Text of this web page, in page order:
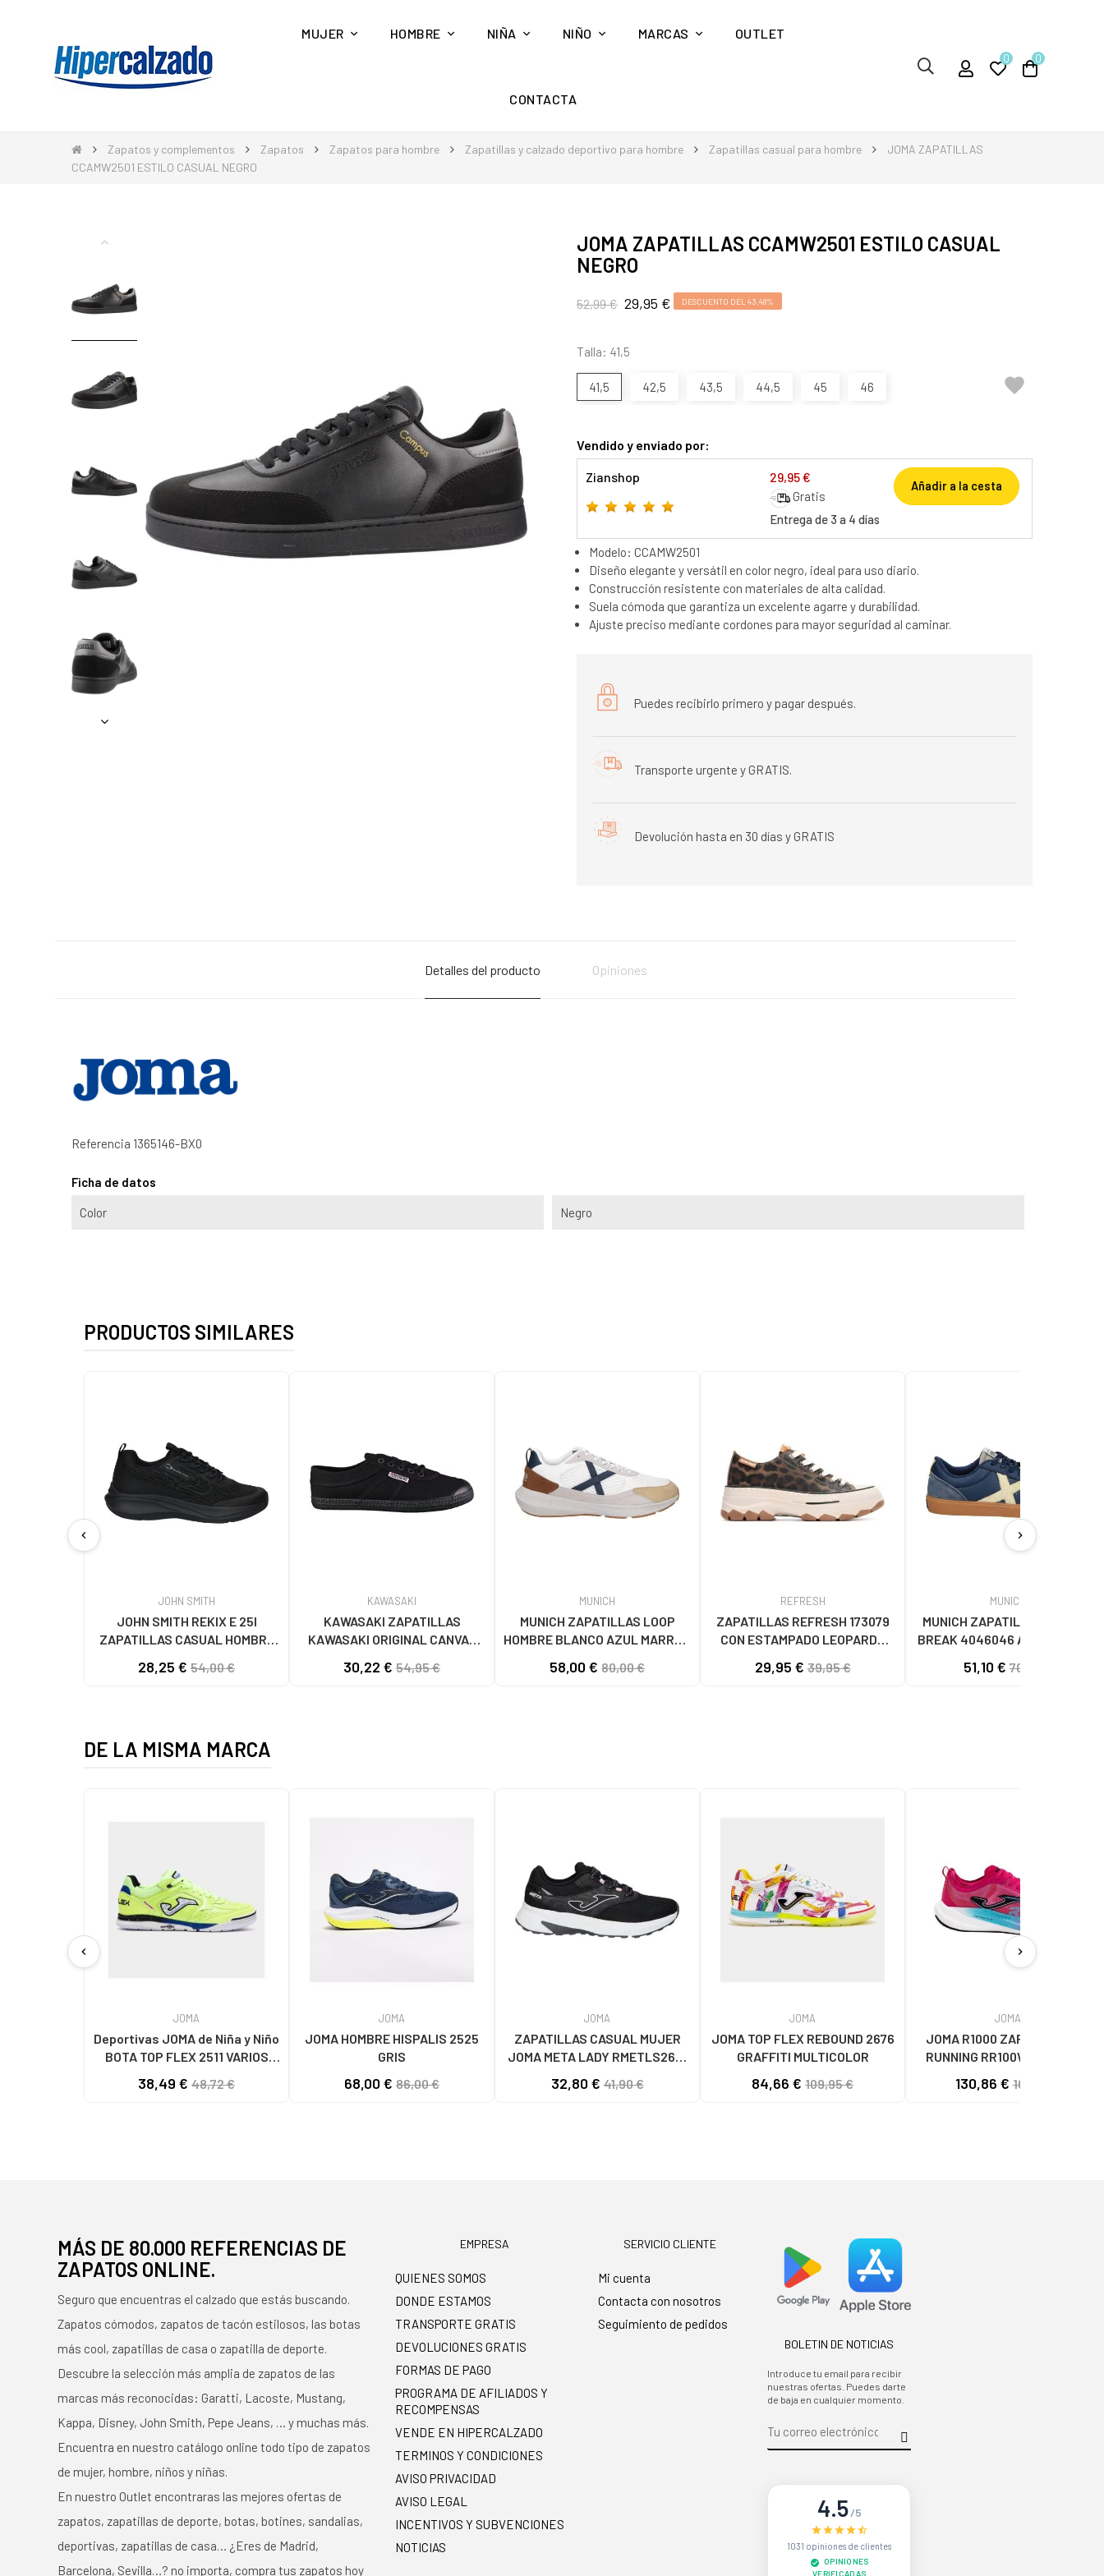
MUJER HOMBRE NIÑA NIÑO MARCAS OUTLET
CONTACTA
0 0
Zapatos y complementos Zapatos Zapatos para hombre Zapatillas y calzado deportivo para hombre Zapatillas casual para hombre
JOMA ZAPATILLAS
CCAMW2501 ESTILO CASUAL NEGRO
JOMA ZAPATILLAS CCAMW2501 ESTILO CASUAL
NEGRO
52,99 € 29,95 € DESCUENTO DEL 43,48%
Talla: 41,5
41,5 42,5 43,5 44,5 45 46 
Vendido y enviado por:
Zianshop 29,95 €
Gratis
Entrega de 3 a 4 días
Añadir a la cesta
Modelo: CCAMW2501
Diseño elegante y versátil en color negro, ideal para uso diario.
Construcción resistente con materiales de alta calidad.
Suela cómoda que garantiza un excelente agarre y durabilidad.
Ajuste preciso mediante cordones para mayor seguridad al caminar.
Puedes recibirlo primero y pagar después.
Transporte urgente y GRATIS.
Devolución hasta en 30 días y GRATIS
Detalles del producto Opiniones
Referencia 1365146-BX0
Ficha de datos
Color Negro
PRODUCTOS SIMILARES
chevron_left
JOHN SMITH
JOHN SMITH REKIX E 25I
ZAPATILLAS CASUAL HOMBRE
28,25 € 54,00 €
KAWASAKI
KAWASAKI ZAPATILLAS
KAWASAKI ORIGINAL CANVAS
1001S BLACK SOLID
30,22 € 54,95 €
MUNICH
MUNICH ZAPATILLAS LOOP
HOMBRE BLANCO AZUL MARRÓN
58,00 € 80,00 €
REFRESH
ZAPATILLAS REFRESH 173079
CON ESTAMPADO LEOPARDO
29,95 €39,95 €
MUNICH
MUNICH ZAPATILLAS CASUAL
BREAK 4046046 AZUL46 AZUL
51,10 € 70,00 €
chevron_right
DE LA MISMA MARCA
chevron_left
JOMA
Deportivas JOMA de Niña y Niño
BOTA TOP FLEX 2511 VARIOS
38,49 € 48,72 €
JOMA
JOMA HOMBRE HISPALIS 2525
GRIS
68,00 € 86,00 €
JOMA
ZAPATILLAS CASUAL MUJER
JOMA META LADY RMETLS2601
32,80 €41,90 €
JOMA
JOMA TOP FLEX REBOUND 2676
GRAFFITI MULTICOLOR
84,66 € 109,95 €
JOMA
JOMA R1000 ZAPATILLAS DE
RUNNING RR100W2510 ROSA
130,86 €169,95 €
chevron_right
MÁS DE 80.000 REFERENCIAS DE
ZAPATOS ONLINE.
Seguro que encuentras el calzado que estás buscando.
Zapatos cómodos, zapatos de tacón estilosos, las botas
más cool, zapatillas de casa o zapatilla de deporte.
Descubre la selección más amplia de zapatos de las
marcas más reconocidas: Garatti, Lacoste, Mustang,
Kappa, Disney, John Smith, Pepe Jeans, … y muchas más.
Encuentra en nuestro catálogo online todo tipo de zapatos
de mujer, hombre, niños y niñas.
En nuestro Outlet encontraras las mejores ofertas de
zapatos, zapatillas de deporte, botas, botines, sandalias,
deportivas, zapatillas de casa… ¿Eres de Madrid,
Barcelona, Sevilla…? no importa, compra tus zapatos hoy
EMPRESA
QUIENES SOMOS
DONDE ESTAMOS
TRANSPORTE GRATIS
DEVOLUCIONES GRATIS
FORMAS DE PAGO
PROGRAMA DE AFILIADOS Y
RECOMPENSAS
VENDE EN HIPERCALZADO
TERMINOS Y CONDICIONES
AVISO PRIVACIDAD
AVISO LEGAL
INCENTIVOS Y SUBVENCIONES
NOTICIAS
SERVICIO CLIENTE
Mi cuenta
Contacta con nosotros
Seguimiento de pedidos
BOLETIN DE NOTICIAS
Introduce tu email para recibir
nuestras ofertas. Puedes darte
de baja en cualquier momento.
4.5/5
1031 opiniones de clientes
OPINIONES
VERIFICADAS